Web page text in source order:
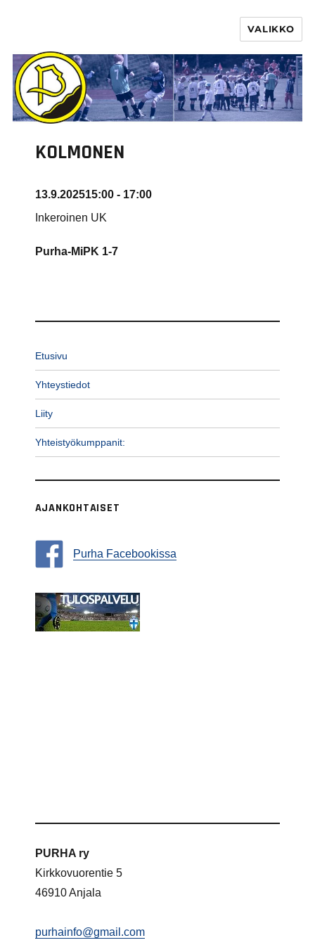
VALIKKO
KOLMONEN
13.9.202515:00 - 17:00
Inkeroinen UK
Purha-MiPK 1-7
Etusivu
Yhteystiedot
Liity
Yhteistyökumppanit:
AJANKOHTAISET
Purha Facebookissa
PURHA ry
Kirkkovuorentie 5
46910 Anjala
purhainfo@gmail.com